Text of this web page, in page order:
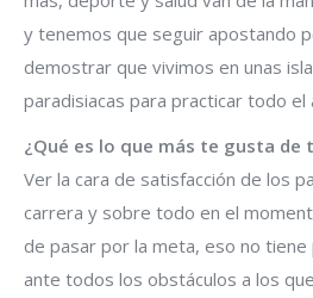
y tenemos que seguir apostando
demostrar que vivimos en unas
paradisiacas para practicar todo el
¿Qué es lo que más te gusta de
Ver la cara de satisfacción de los
carrera y sobre todo en el
de pasar por la meta, eso no
ante todos los obstáculos a los que